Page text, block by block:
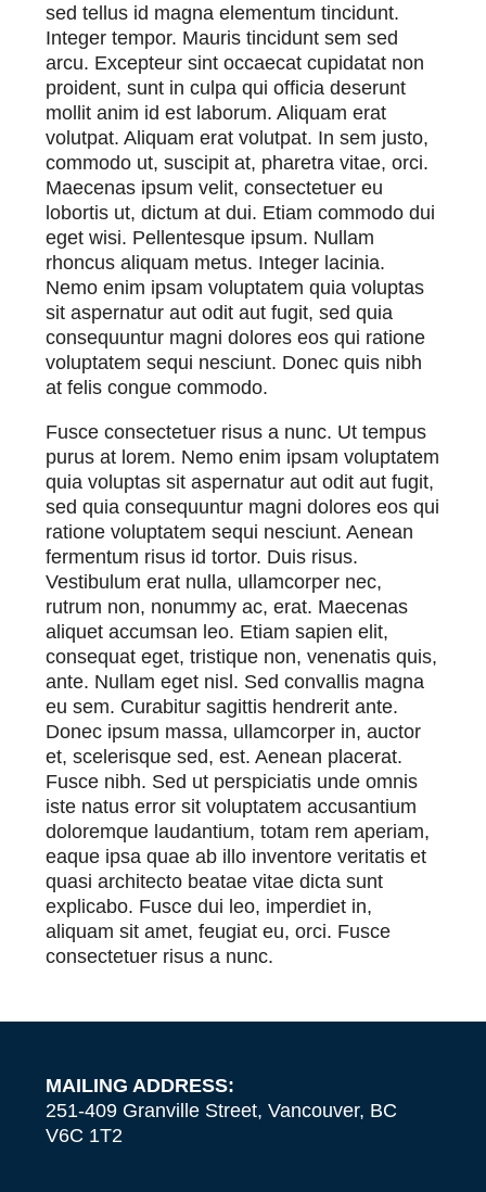
sed tellus id magna elementum tincidunt.
Integer tempor. Mauris tincidunt sem sed
arcu. Excepteur sint occaecat cupidatat non
proident, sunt in culpa qui officia deserunt
mollit anim id est laborum. Aliquam erat
volutpat. Aliquam erat volutpat. In sem justo,
commodo ut, suscipit at, pharetra vitae, orci.
Maecenas ipsum velit, consectetuer eu
lobortis ut, dictum at dui. Etiam commodo dui
eget wisi. Pellentesque ipsum. Nullam
rhoncus aliquam metus. Integer lacinia.
Nemo enim ipsam voluptatem quia voluptas
sit aspernatur aut odit aut fugit, sed quia
consequuntur magni dolores eos qui ratione
voluptatem sequi nesciunt. Donec quis nibh
at felis congue commodo.
Fusce consectetuer risus a nunc. Ut tempus
purus at lorem. Nemo enim ipsam voluptatem
quia voluptas sit aspernatur aut odit aut fugit,
sed quia consequuntur magni dolores eos qui
ratione voluptatem sequi nesciunt. Aenean
fermentum risus id tortor. Duis risus.
Vestibulum erat nulla, ullamcorper nec,
rutrum non, nonummy ac, erat. Maecenas
aliquet accumsan leo. Etiam sapien elit,
consequat eget, tristique non, venenatis quis,
ante. Nullam eget nisl. Sed convallis magna
eu sem. Curabitur sagittis hendrerit ante.
Donec ipsum massa, ullamcorper in, auctor
et, scelerisque sed, est. Aenean placerat.
Fusce nibh. Sed ut perspiciatis unde omnis
iste natus error sit voluptatem accusantium
doloremque laudantium, totam rem aperiam,
eaque ipsa quae ab illo inventore veritatis et
quasi architecto beatae vitae dicta sunt
explicabo. Fusce dui leo, imperdiet in,
aliquam sit amet, feugiat eu, orci. Fusce
consectetuer risus a nunc.
MAILING ADDRESS:
251-409 Granville Street, Vancouver, BC
V6C 1T2